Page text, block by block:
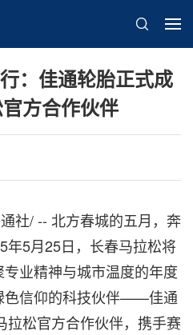
：佳通轮胎正式成
方合作伙伴
社/ -- 北方春城的五月，奔
年5月25日，长春马拉松将
业精神与城市温度的年度
色信仰的科技伙伴——佳通
拉松官方合作伙伴，携手赛